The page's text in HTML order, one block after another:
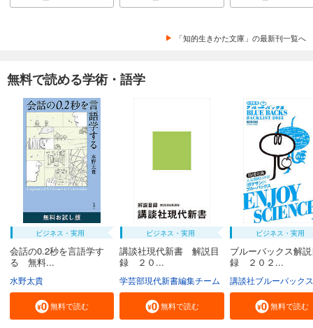
「知的生きかた文庫」の最新刊一覧へ
無料で読める学術・語学
ビジネス・実用
会話の0.2秒を言語学す
る 無料...
水野太貴
無料で読む
ビジネス・実用
講談社現代新書 解説目
録 ２０...
学芸部現代新書編集チーム
無料で読む
ビジネス・実用
ブルーバックス解
録 ２０２...
講談社ブルーバックス
無料で読む